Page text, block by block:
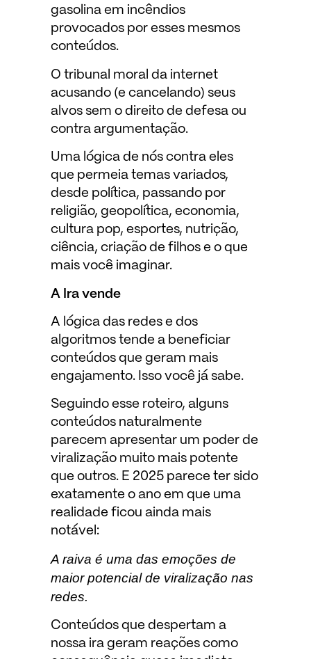
gasolina em incêndios
provocados por esses mesmos
conteúdos.
O tribunal moral da internet
acusando (e cancelando) seus
alvos sem o direito de defesa ou
contra argumentação.
Uma lógica de nós contra eles
que permeia temas variados,
desde política, passando por
religião, geopolítica, economia,
cultura pop, esportes, nutrição,
ciência, criação de filhos e o que
mais você imaginar.
A Ira vende
A lógica das redes e dos
algoritmos tende a beneficiar
conteúdos que geram mais
engajamento. Isso você já sabe.
Seguindo esse roteiro, alguns
conteúdos naturalmente
parecem apresentar um poder de
viralização muito mais potente
que outros. E 2025 parece ter sido
exatamente o ano em que uma
realidade ficou ainda mais
notável:
A raiva é uma das emoções de
maior potencial de viralização nas
redes.
Conteúdos que despertam a
nossa ira geram reações como